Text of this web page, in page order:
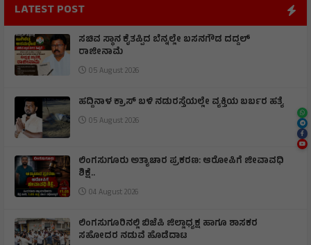
LATEST POST
ಸಚಿವ ಸ್ಥಾನ ಕೈತಪ್ಪಿದ ಬೆನ್ನಲ್ಲೇ ಬಸನಗೌಡ ದದ್ದಲ್
ರಾಜೀನಾಮೆ
05 August 2026
ಹದ್ದಿನಾಳ ಕ್ರಾಸ್ ಬಳಿ ನಡುರಸ್ತೆಯಲ್ಲೇ ವ್ಯಕ್ತಿಯ ಬರ್ಬರ ಹತ್ಯೆ
05 August 2026
ಲಿಂಗಸುಗೂರು ಅತ್ಯಾಚಾರ ಪ್ರಕರಣ: ಆರೋಪಿಗೆ ಜೀವಾವಧಿ
ಶಿಕ್ಷೆ..
04 August 2026
ಲಿಂಗಸುಗೂರಿನಲ್ಲಿ ಬಿಜೆಪಿ ಜಿಲ್ಲಾಧ್ಯಕ್ಷ ಹಾಗೂ ಶಾಸಕರ
ಸಹೋದರ ನಡುವೆ ಹೊಡೆದಾಟ